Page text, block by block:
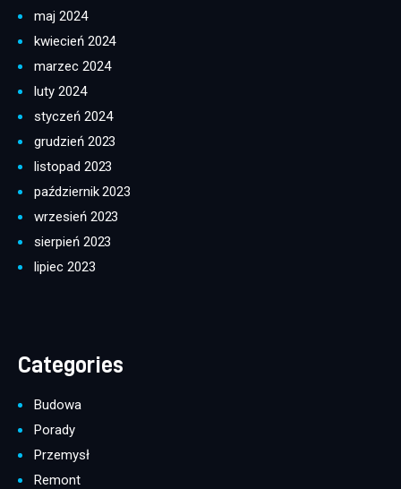
maj 2024
kwiecień 2024
marzec 2024
luty 2024
styczeń 2024
grudzień 2023
listopad 2023
październik 2023
wrzesień 2023
sierpień 2023
lipiec 2023
Categories
Budowa
Porady
Przemysł
Remont